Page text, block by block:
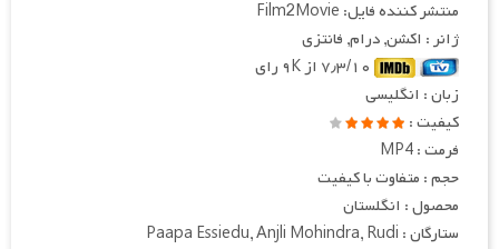
منتشر کننده فایل: Film2Movie
ژانر : اکشن, درام, فانتزی
زبان : انگلیسی
کیفیت :
فرمت : MP4
حجم : متفاوت با کیفیت
محصول : انگلستان
ستارگان : Paapa Essiedu, Anjli Mohindra, Rudi